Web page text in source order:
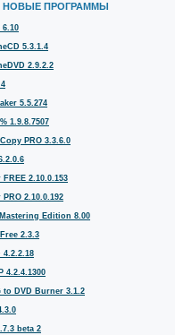
НОВЫЕ ПРОГРАММЫ
6.10
5.3.1.4
2.9.2.2
5.5.274
1.9.8.7507
PRO 3.3.6.0
2.10.0.153
2.10.0.192
Edition 8.00
2.3.3
4.2.2.18
4.2.4.1300
to DVD Burner 3.1.2
beta 2